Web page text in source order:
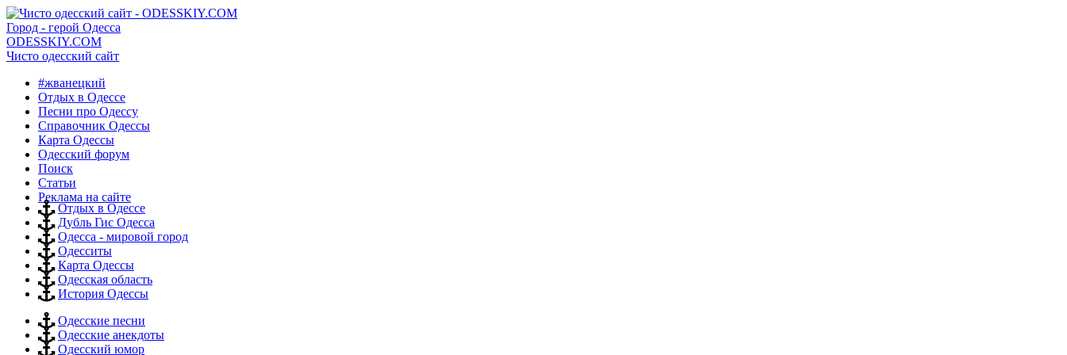
Город - герой Одесса
ODESSKIY.COM
Чисто одесский сайт
#жванецкий
Отдых в Одессе
Песни про Одессу
Справочник Одессы
Карта Одессы
Одесский форум
Поиск
Статьи
Реклама на сайте
Отдых в Одессе
Дубль Гис Одесса
Одесса - мировой город
Одесситы
Карта Одессы
Одесская область
История Одессы
Одесские песни
Одесские анекдоты
Одесский юмор